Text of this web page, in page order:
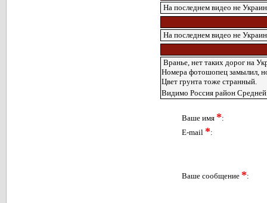
На последнем видео не
На последнем видео не
Вранье, нет таких дорог на
Номера фотошопец замылил,
Цвет грунта тоже странный.
Видимо Россия район
Ваше имя *:
E-mail *:
Ваше сообщение *: